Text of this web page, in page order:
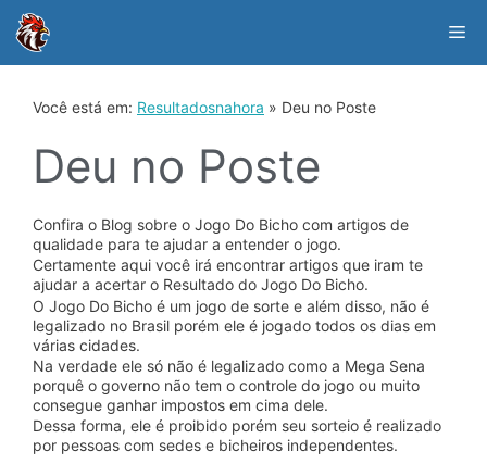
content
Você está em: Resultadosnahora » Deu no Poste
Deu no Poste
Confira o Blog sobre o Jogo Do Bicho com artigos de
qualidade para te ajudar a entender o jogo.
Certamente aqui você irá encontrar artigos que iram te
ajudar a acertar o Resultado do Jogo Do Bicho.
O Jogo Do Bicho é um jogo de sorte e além disso, não é
legalizado no Brasil porém ele é jogado todos os dias em
várias cidades.
Na verdade ele só não é legalizado como a Mega Sena
porquê o governo não tem o controle do jogo ou muito
consegue ganhar impostos em cima dele.
Dessa forma, ele é proibido porém seu sorteio é realizado
por pessoas com sedes e bicheiros independentes.